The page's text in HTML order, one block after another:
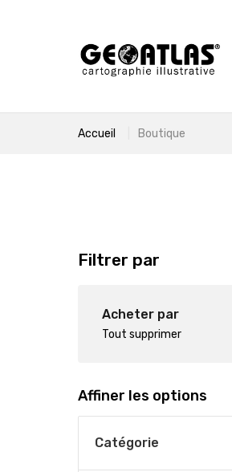
Accueil Boutique
Filtrer par
Acheter par
Tout supprimer
Affiner les options
Catégorie